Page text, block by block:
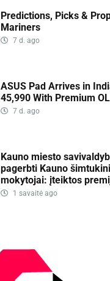
Predictions, Picks &
Mariners
7 d. ago
ASUS Pad Arrives in
45,990 With Premium
7 d. ago
Kauno miesto
pagerbti Kauno
mokytojai: įteiktos
1 savaitė ago